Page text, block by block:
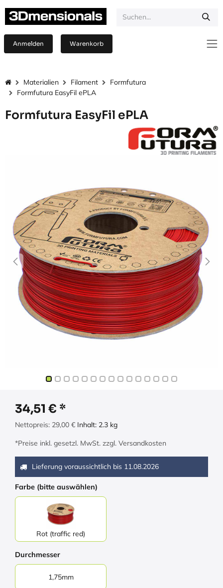
Anmelden Warenkorb
Materialien Filament
Formfutura
Formfutura EasyFil ePLA
Formfutura EasyFil ePLA
34,51 €
Nettopreis: 29,00 € Inhalt: 2.3 kg
*Preise inkl. gesetzl. MwSt. zzgl. Versandkosten
Lieferung voraussichtlich bis 11.08.2026
Farbe (bitte auswählen)
Rot (traffic red)
Durchmesser
1,75mm